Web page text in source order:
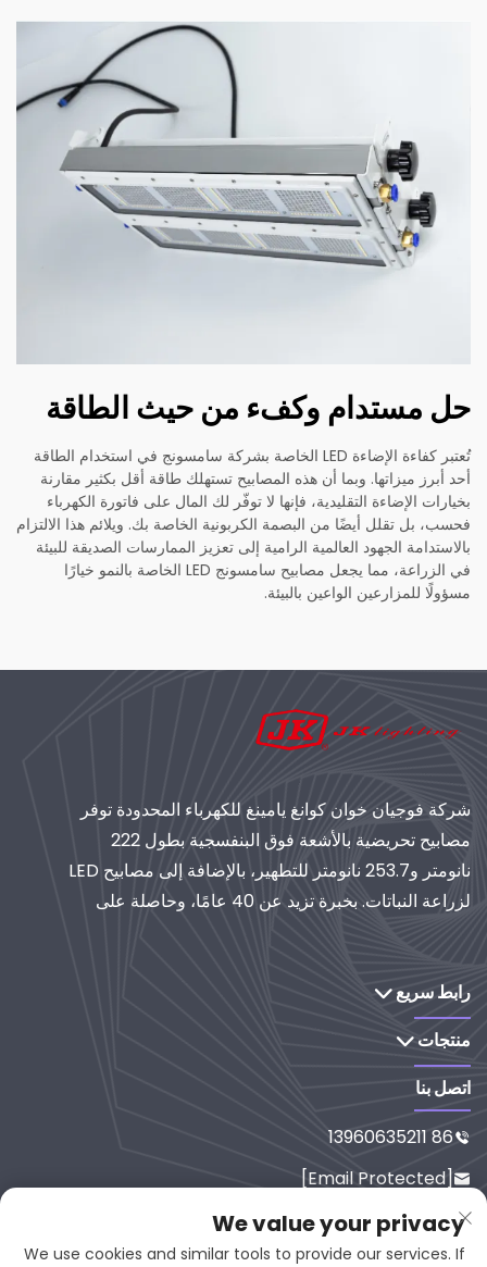
حل مستدام وكفء من حيث الطاقة
تُعتبر كفاءة الإضاءة LED الخاصة بشركة سامسونج في استخدام الطاقة
أحد أبرز ميزاتها. وبما أن هذه المصابيح تستهلك طاقة أقل بكثير مقارنة
بخيارات الإضاءة التقليدية، فإنها لا توفّر لك المال على فاتورة الكهرباء
فحسب، بل تقلل أيضًا من البصمة الكربونية الخاصة بك. ويلائم هذا الالتزام
بالاستدامة الجهود العالمية الرامية إلى تعزيز الممارسات الصديقة للبيئة
في الزراعة، مما يجعل مصابيح سامسونج LED الخاصة بالنمو خيارًا
مسؤولًا للمزارعين الواعين بالبيئة.
شركة فوجيان خوان كوانغ يامينغ للكهرباء المحدودة توفر
مصابيح تحريضية بالأشعة فوق البنفسجية بطول 222
نانومتر و253.7 نانومتر للتطهير، بالإضافة إلى مصابيح LED
لزراعة النباتات. بخبرة تزيد عن 40 عامًا، وحاصلة على
رابط سريع
منتجات
اتصل بنا

86 13960635211

[email Protected]

رقم 65-9، شارع شيسي، يانبينغ، فوجي
ان، 353001، الصين
We value your privacy
We use cookies and similar tools to provide our services. If